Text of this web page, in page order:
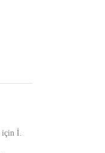
içinİ.